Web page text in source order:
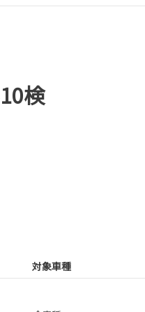
検
対象車種